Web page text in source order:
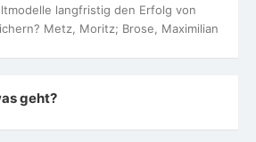
langfristig den Erfolg von
Metz, Moritz; Brose, Maximilian
geht?